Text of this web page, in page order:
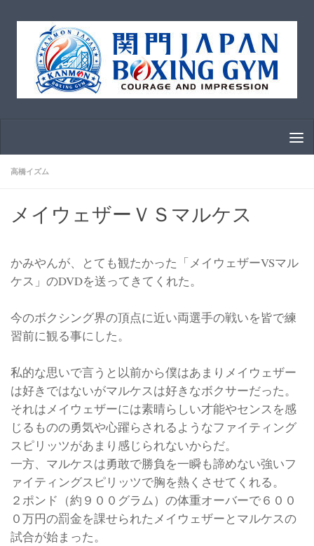
コンテンツへスキップ
高橋イズム
メイウェザーＶＳマルケス
かみやんが、とても観たかった「メイウェザーVSマル
ケス」のDVDを送ってきてくれた。
今のボクシング界の頂点に近い両選手の戦いを皆で練
習前に観る事にした。
私的な思いで言うと以前から僕はあまりメイウェザー
は好きではないがマルケスは好きなボクサーだった。
それはメイウェザーには素晴らしい才能やセンスを感
じるものの勇気や心躍らされるようなファイティング
スピリッツがあまり感じられないからだ。
一方、マルケスは勇敢で勝負を一瞬も諦めない強いフ
ァイティングスピリッツで胸を熱くさせてくれる。
２ポンド（約９００グラム）の体重オーバーで６００
０万円の罰金を課せられたメイウェザーとマルケスの
試合が始まった。